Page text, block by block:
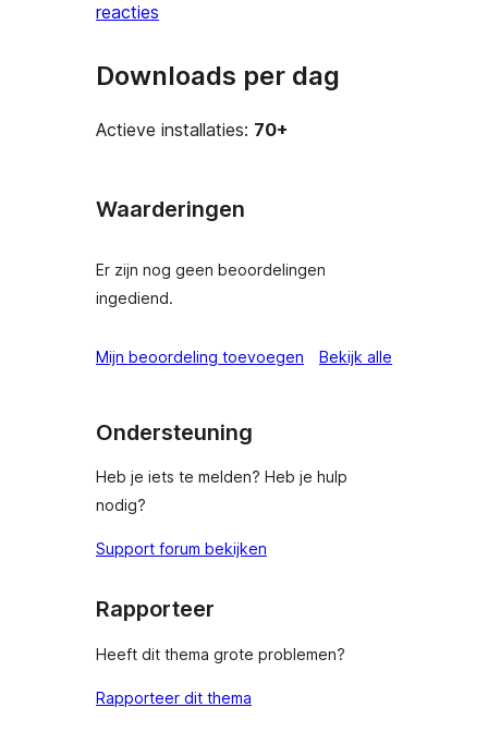
reacties
Downloads per dag
Actieve installaties: 70+
Waarderingen
Er zijn nog geen beoordelingen
ingediend.
Mijn beoordeling toevoegen Bekijk alle
Ondersteuning
Heb je iets te melden? Heb je hulp
nodig?
Support forum bekijken
Rapporteer
Heeft dit thema grote problemen?
Rapporteer dit thema